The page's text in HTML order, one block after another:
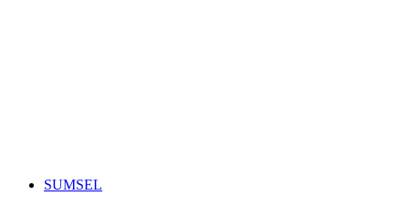
SUMSEL